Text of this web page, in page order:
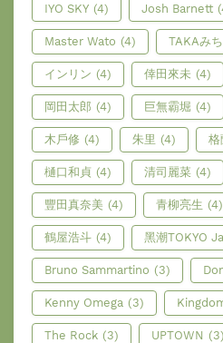
IYO SKY (4) Josh Barnett
Master Wato (4) TAKAみち
インリン (4) 倖田來未 (4)
岡田太郎 (4) 巨無霸堀 (4)
木戶修 (4) 朱里 (4) 格
樋口和貞 (4) 清司麗菜 (4)
豐田真奈美 (4) 青柳亮生 (4)
鶴屋浩斗 (4) 黑潮TOKYO
Bruno Sammartino (3)
Kenny Omega (3)
The Rock (3) UPTOWN (3)